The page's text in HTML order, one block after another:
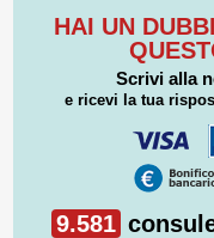
HAI UN
Scrivi alla
e ricevi la tua
9.581